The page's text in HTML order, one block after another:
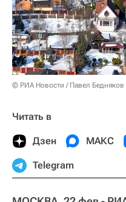
© РИА Новости / Павел Бедняков
Читать в
Дзен МАКС
Telegram